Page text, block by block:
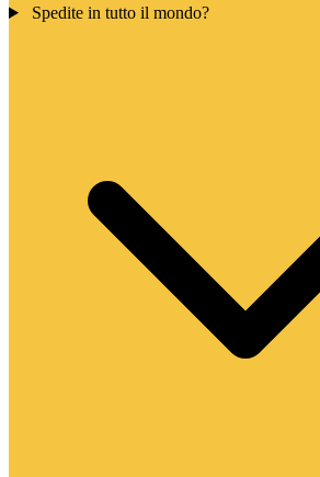
Spedite in tutto il mondo?